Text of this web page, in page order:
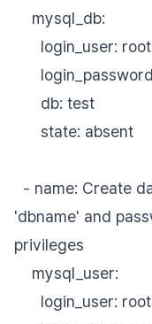
mysql_db:
login_user: root
db: test
state: absent
- name: Create
'dbname' and
privileges
mysql_user:
login_user: root